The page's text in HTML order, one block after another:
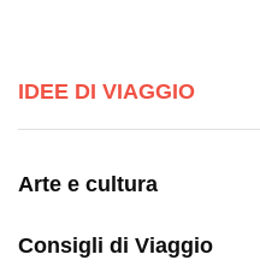
IDEE DI VIAGGIO
Arte e cultura
Consigli di Viaggio